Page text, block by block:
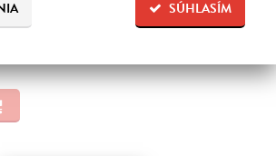
SÚHLASÍM
z roku 1980 a tematicky se prolíná s jeho